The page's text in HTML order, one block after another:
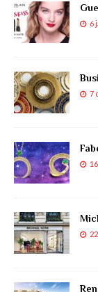
6
7